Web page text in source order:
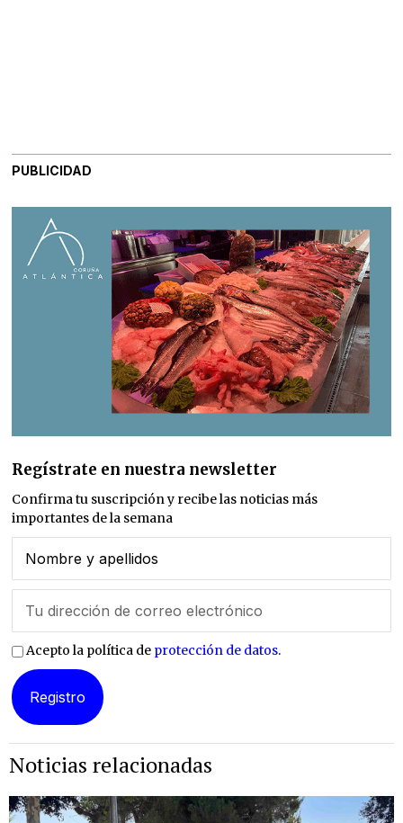
PUBLICIDAD
Regístrate en nuestra newsletter
Confirma tu suscripción y recibe las noticias más
importantes de la semana
Acepto la política de protección de datos.
Noticias relacionadas